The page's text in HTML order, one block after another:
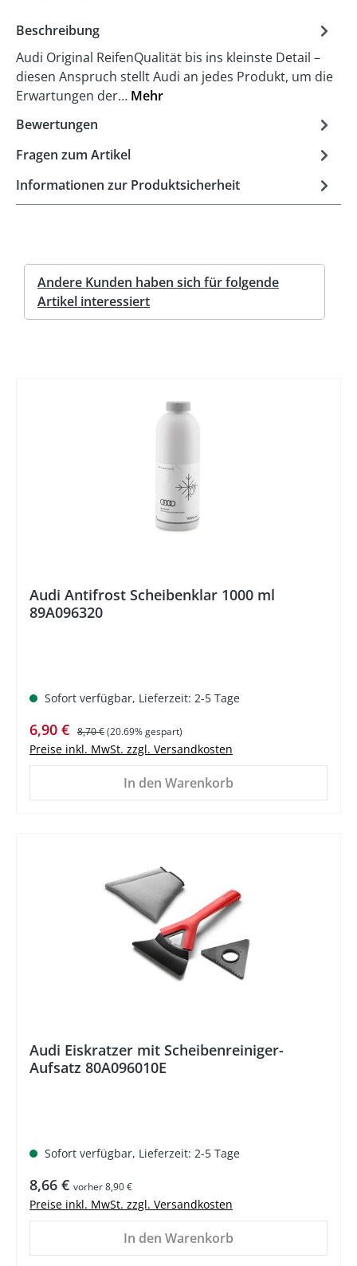
Beschreibung
Audi Original ReifenQualität bis ins kleinste Detail –
diesen Anspruch stellt Audi an jedes Produkt, um die
Erwartungen der… Mehr
Bewertungen
Fragen zum Artikel
Informationen zur Produktsicherheit
Andere Kunden haben sich für folgende
Artikel interessiert
Audi Antifrost Scheibenklar 1000 ml
89A096320
Sofort verfügbar, Lieferzeit: 2-5 Tage
Verkaufspreis:
6,90 € Regulärer Preis:
8,70 €(20.69% gespart)
Preise inkl. MwSt. zzgl. Versandkosten
In den Warenkorb
Audi Eiskratzer mit Scheibenreiniger-
Aufsatz 80A096010E
Sofort verfügbar, Lieferzeit: 2-5 Tage
Regulärer Preis:
8,66 € vorher 8,90 €
Preise inkl. MwSt. zzgl. Versandkosten
In den Warenkorb